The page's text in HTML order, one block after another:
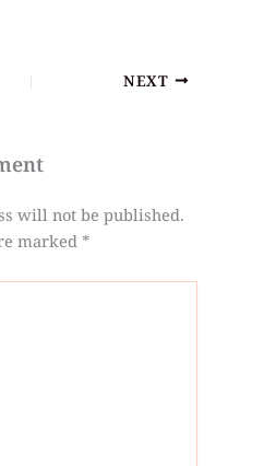
NEXT
will not be published.
marked *